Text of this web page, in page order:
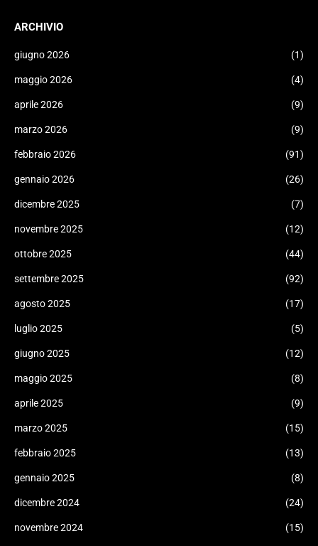
ARCHIVIO
giugno 2026 (1)
maggio 2026 (4)
aprile 2026 (9)
marzo 2026 (9)
febbraio 2026 (91)
gennaio 2026 (26)
dicembre 2025 (7)
novembre 2025 (12)
ottobre 2025 (44)
settembre 2025 (92)
agosto 2025 (17)
luglio 2025 (5)
giugno 2025 (12)
maggio 2025 (8)
aprile 2025 (9)
marzo 2025 (15)
febbraio 2025 (13)
gennaio 2025 (8)
dicembre 2024 (24)
novembre 2024 (15)